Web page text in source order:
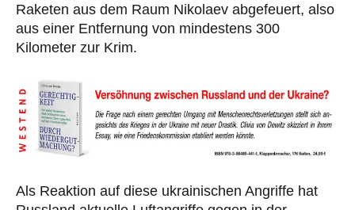
Raketen aus dem Raum Nikolaev abgefeuert, also
aus einer Entfernung von mindestens 300
Kilometer zur Krim.
Als Reaktion auf diese ukrainischen Angriffe hat